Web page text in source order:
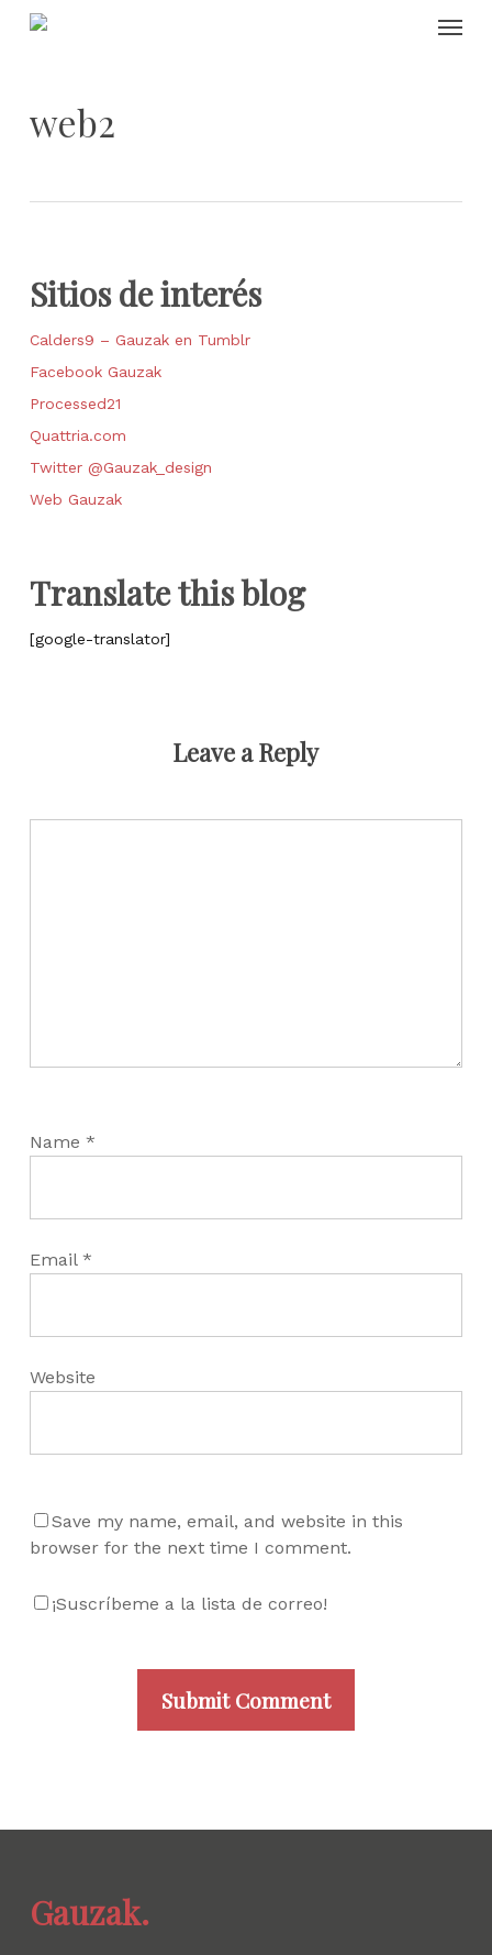
Skip
web2
Sitios de interés
Calders9 – Gauzak en Tumblr
Facebook Gauzak
Processed21
Quattria.com
Twitter @Gauzak_design
Web Gauzak
Translate this blog
[google-translator]
Leave a Reply
Name *
Email *
Website
Save my name, email, and website in this
browser for the next time I comment.
¡Suscríbeme a la lista de correo!
Gauzak.